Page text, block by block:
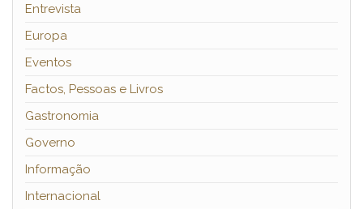
Entrevista
Europa
Eventos
Factos, Pessoas e Livros
Gastronomia
Governo
Informação
Internacional